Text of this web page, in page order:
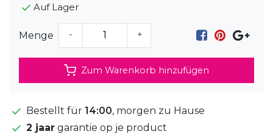
Auf Lager
Menge - +
Zum Warenkorb hinzufügen
Bestellt für 14:00, morgen zu Hause
2 jaar garantie op je product